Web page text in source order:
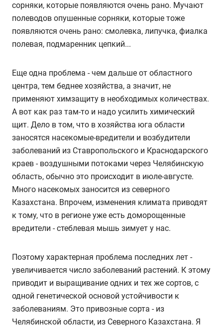
сорняки, которые появляются очень рано. Мучают
полеводов опушенные сорняки, которые тоже
появляются очень рано: смолевка, липучка, фиалка
полевая, подмаренник цепкий...
Еще одна проблема - чем дальше от областного
центра, тем беднее хозяйства, а значит, не
применяют химзащиту в необходимых количествах.
А вот как раз там-то и надо усилить химический
щит. Дело в том, что в хозяйства юга области
заносятся насекомые-вредители и возбудители
заболеваний из Ставропольского и Краснодарского
краев - воздушными потоками через Челябинскую
область, обычно это происходит в июле-августе.
Много насекомых заносится из северного
Казахстана. Впрочем, изменения климата приводят
к тому, что в регионе уже есть доморощенные
вредители - стеблевая мышь зимует у нас.
Поэтому характерная проблема последних лет -
увеличивается число заболеваний растений. К этому
приводит и выращивание одних и тех же сортов, с
одной генетической основой устойчивости к
заболеваниям. Это привозные сорта - из
Челябинской области, из Северного Казахстана. Я